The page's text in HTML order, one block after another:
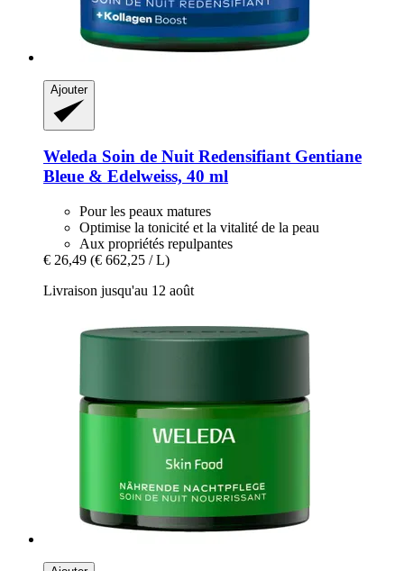
Ajouter
Weleda Soin de Nuit Redensifiant Gentiane
Bleue & Edelweiss, 40 ml
Pour les peaux matures
Optimise la tonicité et la vitalité de la peau
Aux propriétés repulpantes
€ 26,49 (€ 662,25 / L)
Livraison jusqu'au 12 août